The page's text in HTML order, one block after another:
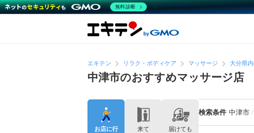
エキテン リラク・ボディケア マッサージ 大分県
中津市のおすすめマッサージ店
検索条件 中津市
お店に行
来て
届けても
無料診断